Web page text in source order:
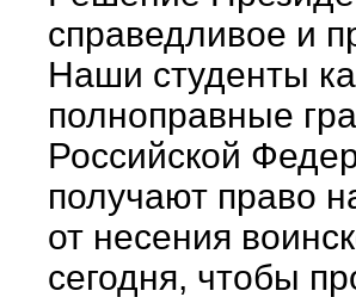
справедливое и
Наши студенты
полноправные
Российской
получают право
от несения
сегодня, чтобы